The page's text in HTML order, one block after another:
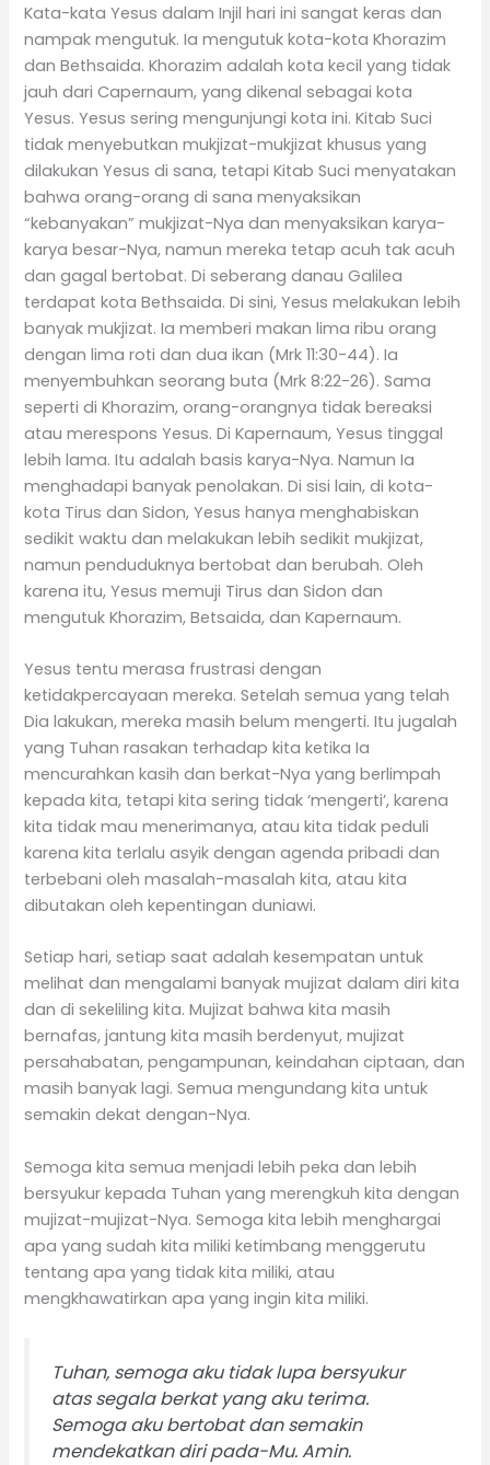
Kata-kata Yesus dalam Injil hari ini sangat keras dan
nampak mengutuk. Ia mengutuk kota-kota Khorazim
dan Bethsaida. Khorazim adalah kota kecil yang tidak
jauh dari Capernaum, yang dikenal sebagai kota
Yesus. Yesus sering mengunjungi kota ini. Kitab Suci
tidak menyebutkan mukjizat-mukjizat khusus yang
dilakukan Yesus di sana, tetapi Kitab Suci menyatakan
bahwa orang-orang di sana menyaksikan
“kebanyakan” mukjizat-Nya dan menyaksikan karya-
karya besar-Nya, namun mereka tetap acuh tak acuh
dan gagal bertobat. Di seberang danau Galilea
terdapat kota Bethsaida. Di sini, Yesus melakukan lebih
banyak mukjizat. Ia memberi makan lima ribu orang
dengan lima roti dan dua ikan (Mrk 11:30-44). Ia
menyembuhkan seorang buta (Mrk 8:22-26). Sama
seperti di Khorazim, orang-orangnya tidak bereaksi
atau merespons Yesus. Di Kapernaum, Yesus tinggal
lebih lama. Itu adalah basis karya-Nya. Namun Ia
menghadapi banyak penolakan. Di sisi lain, di kota-
kota Tirus dan Sidon, Yesus hanya menghabiskan
sedikit waktu dan melakukan lebih sedikit mukjizat,
namun penduduknya bertobat dan berubah. Oleh
karena itu, Yesus memuji Tirus dan Sidon dan
mengutuk Khorazim, Betsaida, dan Kapernaum.
Yesus tentu merasa frustrasi dengan
ketidakpercayaan mereka. Setelah semua yang telah
Dia lakukan, mereka masih belum mengerti. Itu jugalah
yang Tuhan rasakan terhadap kita ketika Ia
mencurahkan kasih dan berkat-Nya yang berlimpah
kepada kita, tetapi kita sering tidak ‘mengerti’, karena
kita tidak mau menerimanya, atau kita tidak peduli
karena kita terlalu asyik dengan agenda pribadi dan
terbebani oleh masalah-masalah kita, atau kita
dibutakan oleh kepentingan duniawi.
Setiap hari, setiap saat adalah kesempatan untuk
melihat dan mengalami banyak mujizat dalam diri kita
dan di sekeliling kita. Mujizat bahwa kita masih
bernafas, jantung kita masih berdenyut, mujizat
persahabatan, pengampunan, keindahan ciptaan, dan
masih banyak lagi. Semua mengundang kita untuk
semakin dekat dengan-Nya.
Semoga kita semua menjadi lebih peka dan lebih
bersyukur kepada Tuhan yang merengkuh kita dengan
mujizat-mujizat-Nya. Semoga kita lebih menghargai
apa yang sudah kita miliki ketimbang menggerutu
tentang apa yang tidak kita miliki, atau
mengkhawatirkan apa yang ingin kita miliki.
Tuhan, semoga aku tidak lupa bersyukur
atas segala berkat yang aku terima.
Semoga aku bertobat dan semakin
mendekatkan diri pada-Mu. Amin.